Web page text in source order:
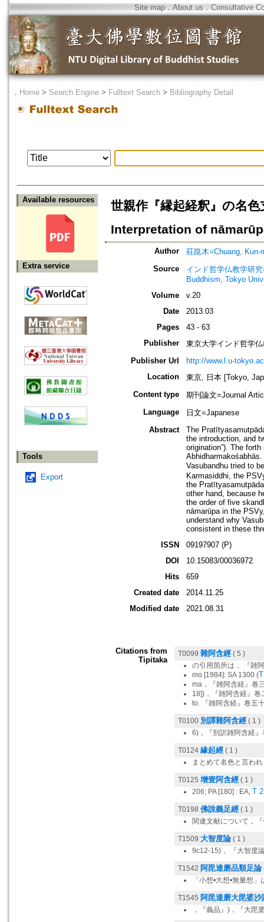
Site map．About us ． Consultative
． Home > Search Engine > Fulltext Search > Bibliography Detail
Available resources
Extra service
Tools
Export
世親作『縁起経釈』の名
Interpretation of
Author
莊崑木=Chuang, Kun-
Source
インド哲学仏教学研
Buddhism, Tokyo
Volume
v.20
Date
2013.03
Pages
43 - 63
Publisher
東京大学インド哲学
Publisher Url
http://www.l.u-
Location
東京, 日本 [Tokyo,
Content type
期刊論文=Journal
Language
日文=Japanese
Abstract
The
the introduction, and
origination”). The
Vasubandhu tried to
Karmasiddhi, the
the
other hand, because
the order of five
nāmarūpa in the
understand why
consistent in these
ISSN
09197907 (P)
DOI
10.15083/00036972
Hits
659
Created date
2014.11.25
Modified date
2021.08.31
Citations from
Tipitaka
T0099 雜阿含經 ( 5 )
の引用箇所は， 『雑
mo [1984]: SA 1300 (
ma，『雑阿含経』卷
18])，『雑阿含経』卷
to. 『雑阿含経』卷五
T0100 別譯雜阿含經 ( 1 )
6)，『別訳雑阿含経
T0124 緣起經 ( 1 )
まとめて名色と言わ
T0125 增壹阿含經 ( 1 )
206; PA [180] : EA, T
T0198 佛說義足經 ( 1 )
関連文献について，
T1509 大智度論 ( 1 )
9c12-15)， 『大智度
T1542 阿毘達磨品類足論
「小想•大想•無量想
T1545 阿毘達磨大毘婆沙
，『義品』)，『大毘